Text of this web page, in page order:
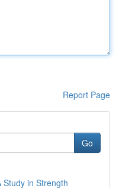
Report Page
Go
in Strength